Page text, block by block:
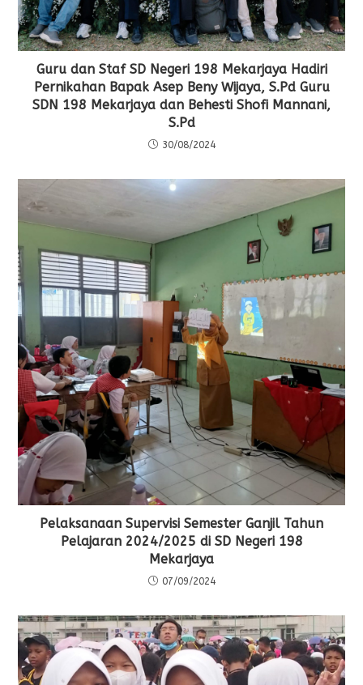
Guru dan Staf SD Negeri 198 Mekarjaya Hadiri
Pernikahan Bapak Asep Beny Wijaya, S.Pd Guru
SDN 198 Mekarjaya dan Behesti Shofi Mannani,
S.Pd
30/08/2024
Pelaksanaan Supervisi Semester Ganjil Tahun
Pelajaran 2024/2025 di SD Negeri 198
Mekarjaya
07/09/2024